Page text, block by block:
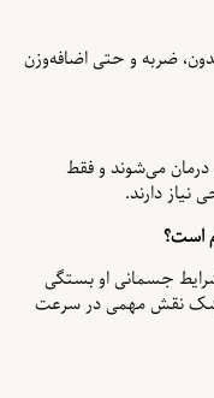
ضربه و حتی اضافه‌وزن
می‌شوند و فقط
دارند.
است؟
جسمانی او بستگی
پزشک نقش مهمی در سرعت